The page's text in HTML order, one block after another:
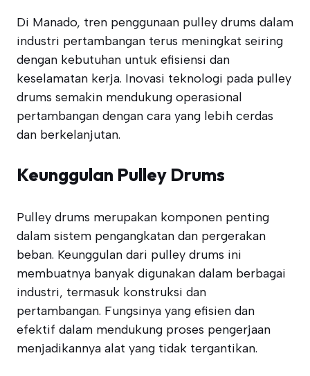
Di Manado, tren penggunaan pulley drums dalam
industri pertambangan terus meningkat seiring
dengan kebutuhan untuk efisiensi dan
keselamatan kerja. Inovasi teknologi pada pulley
drums semakin mendukung operasional
pertambangan dengan cara yang lebih cerdas
dan berkelanjutan.
Keunggulan Pulley Drums
Pulley drums merupakan komponen penting
dalam sistem pengangkatan dan pergerakan
beban. Keunggulan dari pulley drums ini
membuatnya banyak digunakan dalam berbagai
industri, termasuk konstruksi dan
pertambangan. Fungsinya yang efisien dan
efektif dalam mendukung proses pengerjaan
menjadikannya alat yang tidak tergantikan.